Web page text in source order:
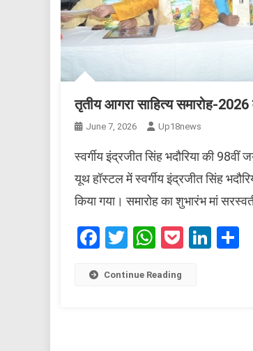
तृतीय आगरा साहित्य समारोह-2026
June 7, 2026 Up18news
स्वर्गीय इंद्रजीत सिंह भदौरिया की
यूथ हॉस्टल में स्वर्गीय इंद्रजीत सिंह
किया गया। समारोह का शुभारंभ मां
Facebook
Twitter
WhatsApp
Pocket
Continue Reading